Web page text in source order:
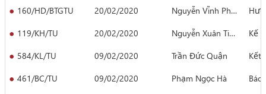
160/HD/BTGTU
20/02/2020 Nguyễn Vĩnh Phúc
119/KH/TU
20/02/2020 Nguyễn Xuân Tiến
Kế
584/KL/TU
09/02/2020 Trần Đức Quận
Kết
461/BC/TU
09/02/2020 Phạm Ngọc Hà